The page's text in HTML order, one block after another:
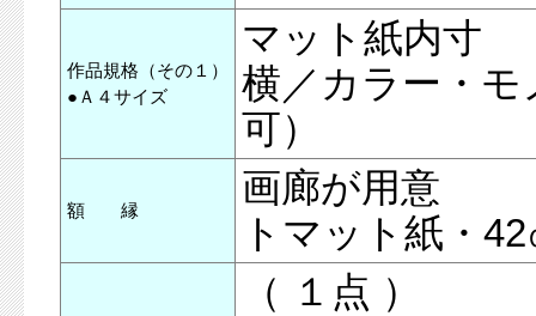
作品規格（その１）
●Ａ４サイズ
マット紙内寸
横／カラー・
可）
額 縁
画廊が用意
トマット紙・
（ １点 ）